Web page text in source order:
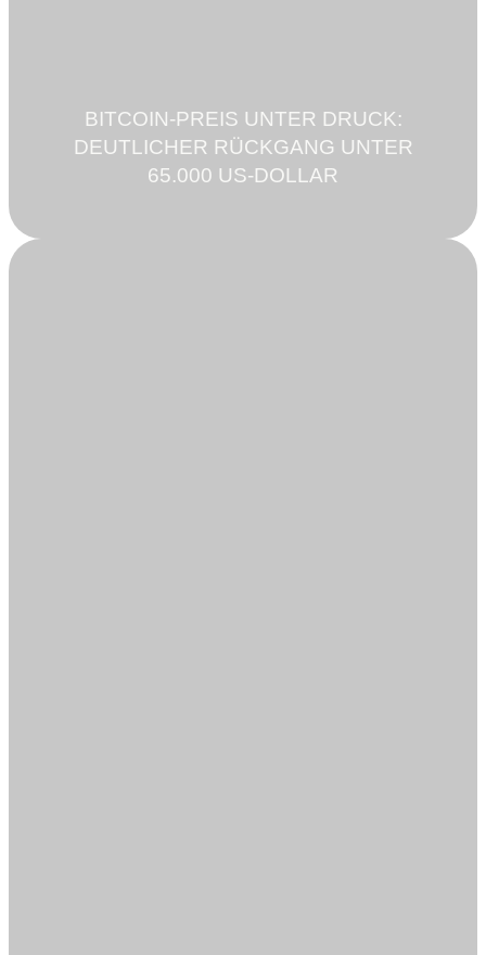
BITCOIN-PREIS UNTER DRUCK:
DEUTLICHER RÜCKGANG UNTER
65.000 US-DOLLAR